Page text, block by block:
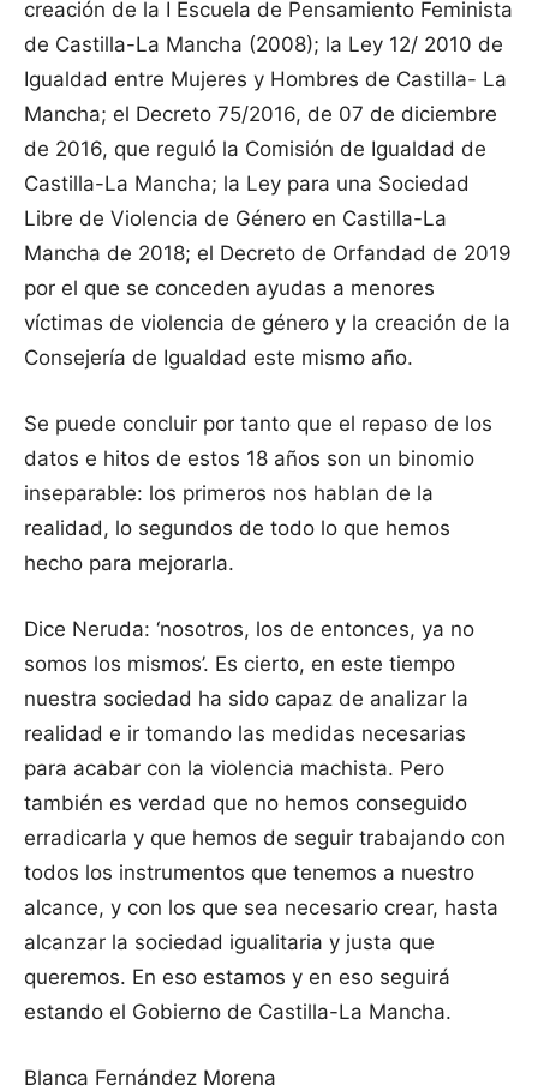
creación de la I Escuela de Pensamiento Feminista
de Castilla-La Mancha (2008); la Ley 12/ 2010 de
Igualdad entre Mujeres y Hombres de Castilla- La
Mancha; el Decreto 75/2016, de 07 de diciembre
de 2016, que reguló la Comisión de Igualdad de
Castilla-La Mancha; la Ley para una Sociedad
Libre de Violencia de Género en Castilla-La
Mancha de 2018; el Decreto de Orfandad de 2019
por el que se conceden ayudas a menores
víctimas de violencia de género y la creación de la
Consejería de Igualdad este mismo año.
Se puede concluir por tanto que el repaso de los
datos e hitos de estos 18 años son un binomio
inseparable: los primeros nos hablan de la
realidad, lo segundos de todo lo que hemos
hecho para mejorarla.
Dice Neruda: ‘nosotros, los de entonces, ya no
somos los mismos’. Es cierto, en este tiempo
nuestra sociedad ha sido capaz de analizar la
realidad e ir tomando las medidas necesarias
para acabar con la violencia machista. Pero
también es verdad que no hemos conseguido
erradicarla y que hemos de seguir trabajando con
todos los instrumentos que tenemos a nuestro
alcance, y con los que sea necesario crear, hasta
alcanzar la sociedad igualitaria y justa que
queremos. En eso estamos y en eso seguirá
estando el Gobierno de Castilla-La Mancha.
Blanca Fernández Morena